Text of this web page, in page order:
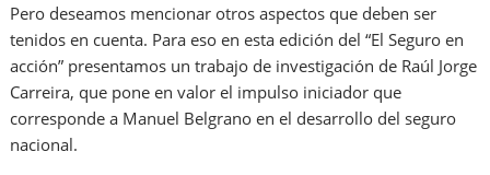
Pero deseamos mencionar otros aspectos que deben ser
tenidos en cuenta. Para eso en esta edición del “El Seguro en
acción” presentamos un trabajo de investigación de Raúl Jorge
Carreira, que pone en valor el impulso iniciador que
corresponde a Manuel Belgrano en el desarrollo del seguro
nacional.